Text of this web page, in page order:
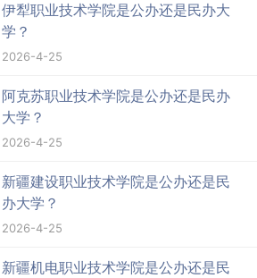
伊犁职业技术学院是公办还是民办大
学？
2026-4-25
阿克苏职业技术学院是公办还是民办
大学？
2026-4-25
新疆建设职业技术学院是公办还是民
办大学？
2026-4-25
新疆机电职业技术学院是公办还是民